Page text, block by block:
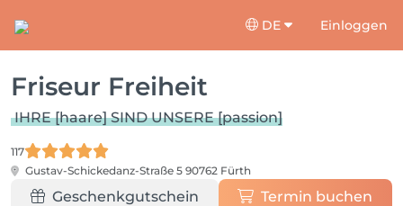
DE Einloggen
Friseur Freiheit
IHRE [haare] SIND UNSERE [passion]
117
Gustav-Schickedanz-Straße 5 90762 Fürth
Geschenkgutschein Termin buchen